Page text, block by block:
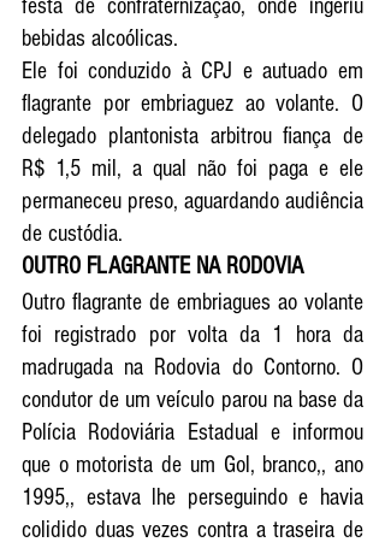
festa de confraternização, onde ingeriu
bebidas alcoólicas.
Ele foi conduzido à CPJ e autuado em
flagrante por embriaguez ao volante. O
delegado plantonista arbitrou fiança de
R$ 1,5 mil, a qual não foi paga e ele
permaneceu preso, aguardando audiência
de custódia.
OUTRO FLAGRANTE NA RODOVIA
Outro flagrante de embriagues ao volante
foi registrado por volta da 1 hora da
madrugada na Rodovia do Contorno. O
condutor de um veículo parou na base da
Polícia Rodoviária Estadual e informou
que o motorista de um Gol, branco,, ano
1995,, estava lhe perseguindo e havia
colidido duas vezes contra a traseira de